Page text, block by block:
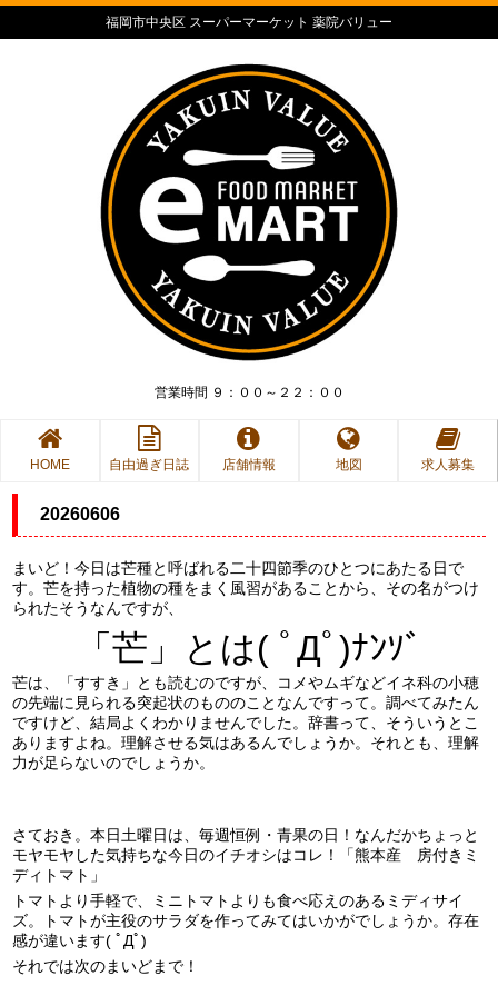
福岡市中央区 スーパーマーケット 薬院バリュー
営業時間 ９：００～２２：００
HOME 自由過ぎ日誌 店舗情報 地図 求人募集
20260606
まいど！今日は芒種と呼ばれる二十四節季のひとつにあたる日で
す。芒を持った植物の種をまく風習があることから、その名がつけ
られたそうなんですが、
「芒」とは( ﾟДﾟ)ﾅﾝｿﾞ
芒は、「すすき」とも読むのですが、コメやムギなどイネ科の小穂
の先端に見られる突起状のもののことなんですって。調べてみたん
ですけど、結局よくわかりませんでした。辞書って、そういうとこ
ありますよね。理解させる気はあるんでしょうか。それとも、理解
力が足らないのでしょうか。
さておき。本日土曜日は、毎週恒例・青果の日！なんだかちょっと
モヤモヤした気持ちな今日のイチオシはコレ！「熊本産 房付きミ
ディトマト」
トマトより手軽で、ミニトマトよりも食べ応えのあるミディサイ
ズ。トマトが主役のサラダを作ってみてはいかがでしょうか。存在
感が違います( ﾟДﾟ)
それでは次のまいどまで！